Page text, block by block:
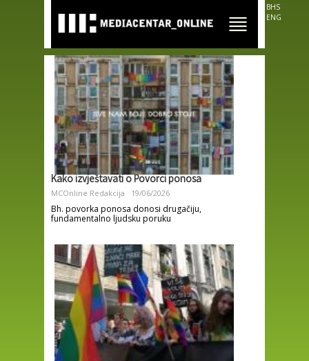
main
content
BHS
ENG
Kako izvještavati o Povorci ponosa
MCOnline Redakcija 19/06/2026
Bh. povorka ponosa donosi drugačiju,
fundamentalno ljudsku poruku